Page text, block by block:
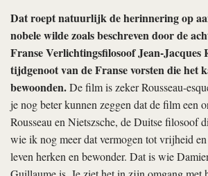
Dat roept natuurlijk de herinnering op
nobele wilde zoals beschreven door de
Franse Verlichtingsfilosoof Jean-Jacques
tijdgenoot van de Franse vorsten die het
bewoonden.De film is zeker Rousseau-
je nog beter kunnen zeggen dat de film een
Rousseau en Nietszsche, de Duitse filosoof
wie ik nog meer dat vermogen tot vrijheid
leven herken en bewonder. Dat is wie